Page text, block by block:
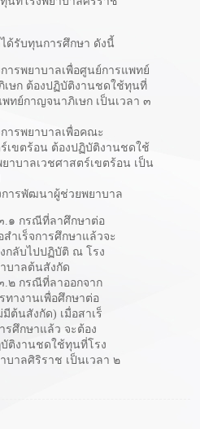
ด้รับทุนการศึกษา ดังนี้
ารพยาบาลเพื่อศูนย์การแพทย์
เษก ต้องปฏิบัติงานชดใช้ทุนที่
ทย์กาญจนาภิเษก เป็นเวลา ๓
ารพยาบาลเพื่อคณะ
เขตร้อน ต้องปฏิบัติงานชดใช้
าบาลเวชศาสตร์เขตร้อน เป็น
การพัฒนาผู้ช่วยพยาบาล
.๑ กรณีที่ลาศึกษาต่อ
สำเร็จการศึกษาแล้วจะ
กลับไปปฏิบัติ ณ โรง
บาลต้นสังกัด
.๒ กรณีที่ลาออกจาก
ทางานเพื่อศึกษาต่อ
มีต้นสังกัด) เมื่อสาเร็
รศึกษาแล้ว จะต้อง
ติงานชดใช้ทุนที่โรง
บาลศิริราช เป็นเวลา ๒